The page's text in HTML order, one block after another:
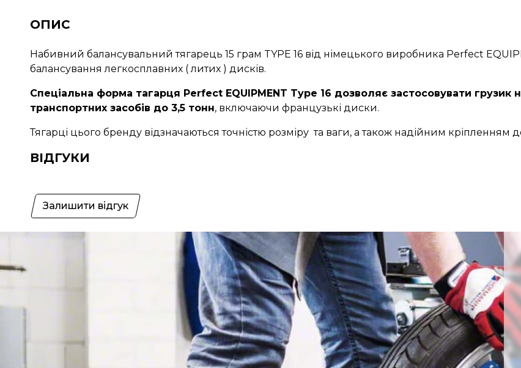
ОПИС
Набивний балансувальний тягарець 15 грам TYPE 16 від німецького виробника Perfect
балансування легкосплавних ( литих ) дисків.
Спеціальна форма тагарця Perfect EQUIPMENT Typе 16 дозволяє застосовувати грузик
транспортних засобів до 3,5 тонн, включаючи французькі диски.
Тягарці цього бренду відзначаються точністю розміру та ваги, а також надійним кріпленням
ВІДГУКИ
Залишити відгук